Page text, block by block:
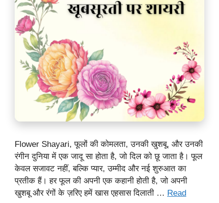
Flower Shayari, फूलों की कोमलता, उनकी खुशबू, और उनकी
रंगीन दुनिया में एक जादू सा होता है, जो दिल को छू जाता है। फूल
केवल सजावट नहीं, बल्कि प्यार, उम्मीद और नई शुरुआत का
प्रतीक हैं। हर फूल की अपनी एक कहानी होती है, जो अपनी
खुशबू और रंगों के ज़रिए हमें खास एहसास दिलाती … Read